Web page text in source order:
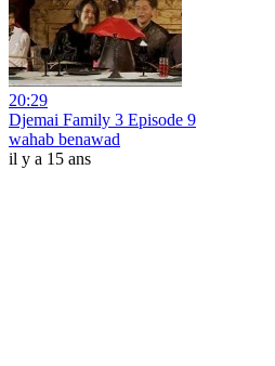
20:29
Djemai Family 3 Episode 9
wahab benawad
il y a 15 ans